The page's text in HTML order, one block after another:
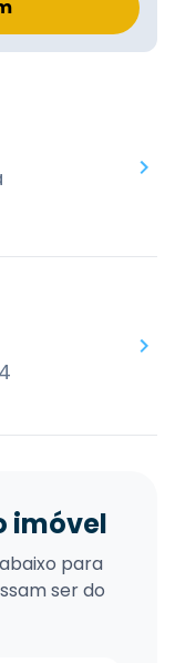
imóvel
para
ser do